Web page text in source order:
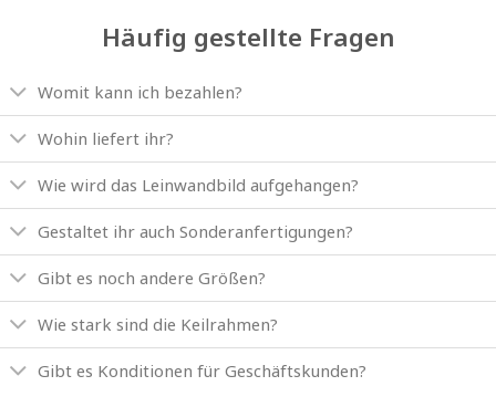
Häufig gestellte Fragen
Womit kann ich bezahlen?
Wohin liefert ihr?
Wie wird das Leinwandbild aufgehangen?
Gestaltet ihr auch Sonderanfertigungen?
Gibt es noch andere Größen?
Wie stark sind die Keilrahmen?
Gibt es Konditionen für Geschäftskunden?